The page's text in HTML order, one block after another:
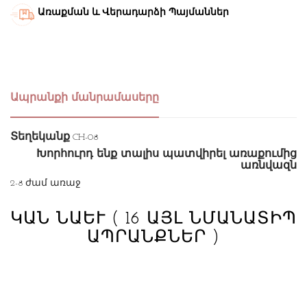
Առաքման և Վերադարձի Պայմաններ
Ապրանքի մանրամասերը
Տեղեկանք CH-08
Խորհուրդ ենք տալիս պատվիրել առաքումից
առնվազն
2-8 ժամ առաջ
ԿԱՆ ՆԱԵՒ ( 16 ԱՅԼ ՆՄԱՆԱՏԻՊ
ԱՊՐԱՆՔՆԵՐ )